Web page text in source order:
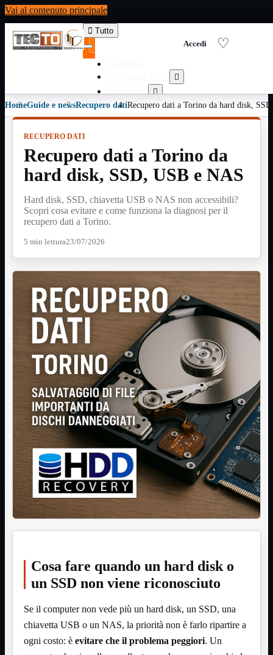
Vai al contenuto principale
 Tutto


Consumabili per stampanti 
Domotica 
Informatica 
Materiale Ufficio
Ricambi 

Servizi 
Telefoni
DomoticaMostra tutti i prodotti
ZigBee
InformaticaMostra tutti i prodotti
Accessori 

Alimentatori
Assemblaggio
Audio 
Bay
Box Esterni
Cabinet 
Cavi 
Contenitori 
CPU 
Dissipatori 
Hard Disk
Laboratorio 
MainBoard 
Masterizzatori 
MediaPlayer
Mouse 
Networking 
Schede
Software 
Speaker 
HomeGuide e newsRecupero datiRecupero dati a Torino da hard disk,
RECUPERO DATI
Recupero dati a Torino da
hard disk, SSD, USB e NAS
Hard disk, SSD, chiavetta USB o NAS non accessibili?
Scopri cosa evitare e come funziona la diagnosi per il
recupero dati a Torino.
5 min lettura23/07/2026
Cosa fare quando un hard disk o
un SSD non viene riconosciuto
Se il computer non vede più un hard disk, un SSD, una
chiavetta USB o un NAS, la priorità non è farlo ripartire a
ogni costo: è evitare che il problema peggiori. Un